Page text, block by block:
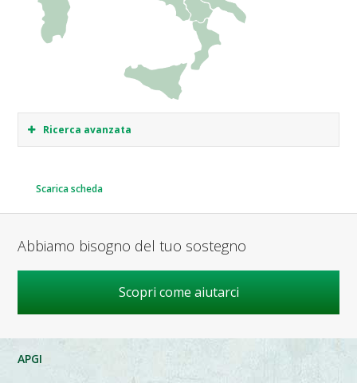
Ricerca avanzata
Scarica scheda
Abbiamo bisogno del tuo sostegno
Scopri come aiutarci
APGI